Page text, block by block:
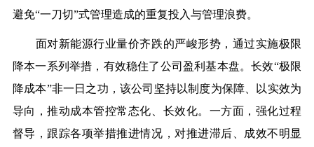
避免“一刀切”式管理造成的重复投入与管理浪费。
面对新能源行业量价齐跌的严峻形势，通过实施极限
降本一系列举措， 有效稳住了公司盈利基本盘。长效“极限
降成本”非一日之功，该公司坚持以制度为保障、以实效为
导向，推动成本管控常态化、长效化。一方面，强化过程
督导，跟踪各项举措推进情况，对推进滞后、成效不明显